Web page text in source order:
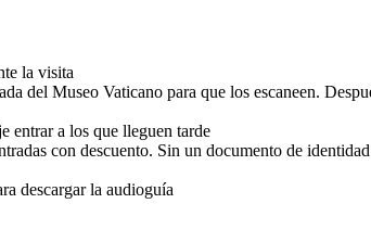
la visita
del Museo Vaticano para que los escaneen.
entrar a los que lleguen tarde
con descuento. Sin un documento de
descargar la audioguía